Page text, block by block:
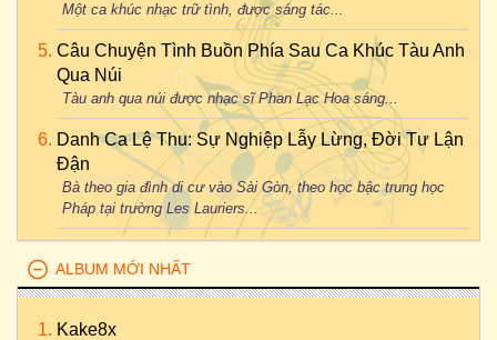
Một ca khúc nhạc trữ tình, được sáng tác...
Câu Chuyện Tình Buồn Phía Sau Ca Khúc Tàu Anh
Qua Núi
Tàu anh qua núi được nhạc sĩ Phan Lạc Hoa sáng...
Danh Ca Lệ Thu: Sự Nghiệp Lẫy Lừng, Đời Tư Lận
Đận
Bà theo gia đình di cư vào Sài Gòn, theo học bậc trung học
Pháp tại trường Les Lauriers...
ALBUM MỚI NHẤT
Kake8x